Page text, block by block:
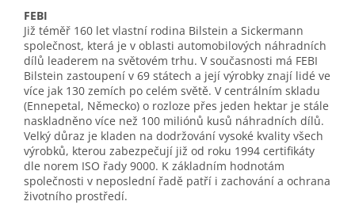
FEBI
Již téměř 160 let vlastní rodina Bilstein a Sickermann
společnost, která je v oblasti automobilových náhradních
dílů leaderem na světovém trhu. V současnosti má FEBI
Bilstein zastoupení v 69 státech a její výrobky znají lidé ve
více jak 130 zemích po celém světě. V centrálním skladu
(Ennepetal, Německo) o rozloze přes jeden hektar je stále
naskladněno více než 100 miliónů kusů náhradních dílů.
Velký důraz je kladen na dodržování vysoké kvality všech
výrobků, kterou zabezpečují již od roku 1994 certifikáty
dle norem ISO řady 9000. K základním hodnotám
společnosti v neposlední řadě patří i zachování a ochrana
životního prostředí.